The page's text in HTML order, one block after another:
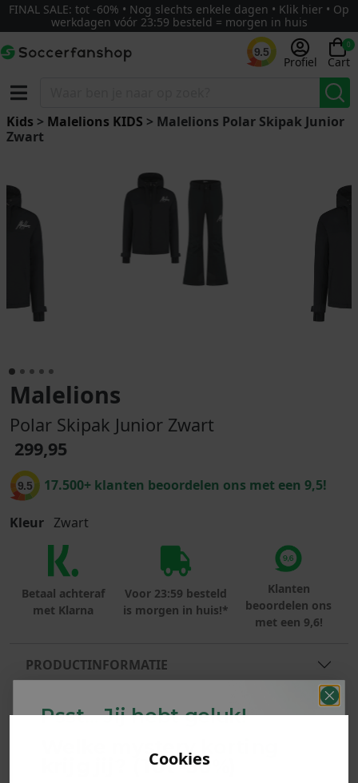
Cookies
FINAL SALE: tot -60% • Nog slechts enkele dagen • Klik hier • Op
werkdagen vóór 23:59 besteld = morgen in huis
9.5
Profiel
0
Cart
Kids > Malelions KIDS > Malelions Polar Skipak Junior
Zwart
Malelions
Polar Skipak Junior Zwart
299,95
9.5 17.500+ klanten beoordelen ons met een 9,5!
Kleur Zwart
Betaal achteraf
met Klarna
Voor 23:59 besteld
is morgen in huis!*
Klanten
beoordelen ons
met een 9,6!
PRODUCTINFORMATIE
MATERIAAL & WASVOORSCHRIFT
ANDERE BESTELDEN OOK
Psst... Jij hebt geluk!
Welke mystery
krijg jij? (Tot-30%